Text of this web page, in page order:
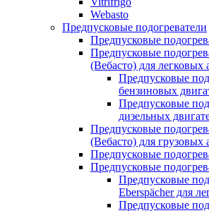
Webasto
Предпусковые подогреватели
Предпусковые
Предпусковые
(Вебасто) для легковых
Предпусковые
бензиновых
Предпусковые
дизельных
Предпусковые
(Вебасто) для грузовых
Предпусковые
Предпусковые
Предпусковые
Eberspächer для
Предпусковые